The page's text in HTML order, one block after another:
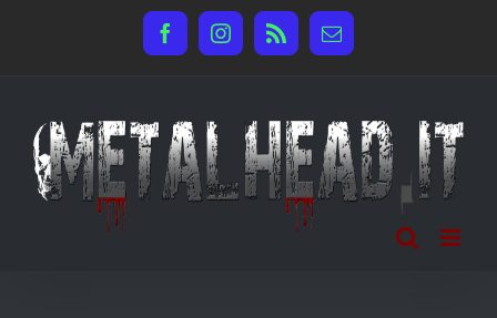
FacebookInstagram
Rss Email